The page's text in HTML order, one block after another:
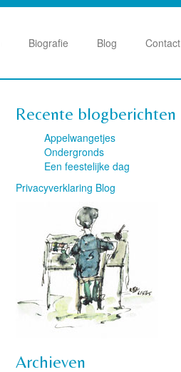
Biografie Blog Contact
Recente blogberichten
Appelwangetjes
Ondergronds
Een feestelijke dag
Privacyverklaring Blog
Archieven